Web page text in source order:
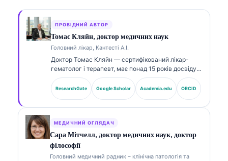
ПРОВІДНИЙ АВТОР
Томас Кляйн, доктор медичних наук
Головний лікар, Кантесті А.І.
Доктор Томас Кляйн — сертифікований лікар-
гематолог і терапевт, має понад 15 років досвіду в
лабораторній медицині та AI-асистованому
клінічному аналізі. Як головний медичний
директор (Chief Medical Officer) у Kantesti AI він
публікується щодо інтерпретації біомаркерів і
лабораторної діагностики з тем лабораторної
медицини.
ResearchGate Google Scholar Academia.edu ORCID
МЕДИЧНИЙ ОГЛЯДАЧ
Сара Мітчелл, доктор медичних наук, доктор
філософії
Головний медичний радник – клінічна патологія та